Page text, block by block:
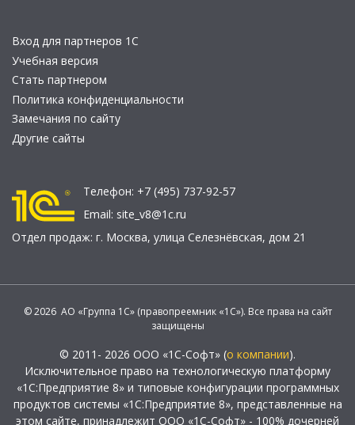
Вход для партнеров 1С
Учебная версия
Стать партнером
Политика конфиденциальности
Замечания по сайту
Другие сайты
Телефон: +7 (495) 737-92-57
Email: site_v8@1c.ru
Отдел продаж: г. Москва, улица Селезнёвская, дом 21
© 2026 АО «Группа 1С» (правопреемник «1С»). Все права на сайт
защищены
© 2011- 2026 ООО «1С-Софт» (о компании).
Исключительное право на технологическую платформу
«1С:Предприятие 8» и типовые конфигурации программных
продуктов системы «1С:Предприятие 8», представленные на
этом сайте, принадлежит ООО «1С-Софт» - 100% дочерней